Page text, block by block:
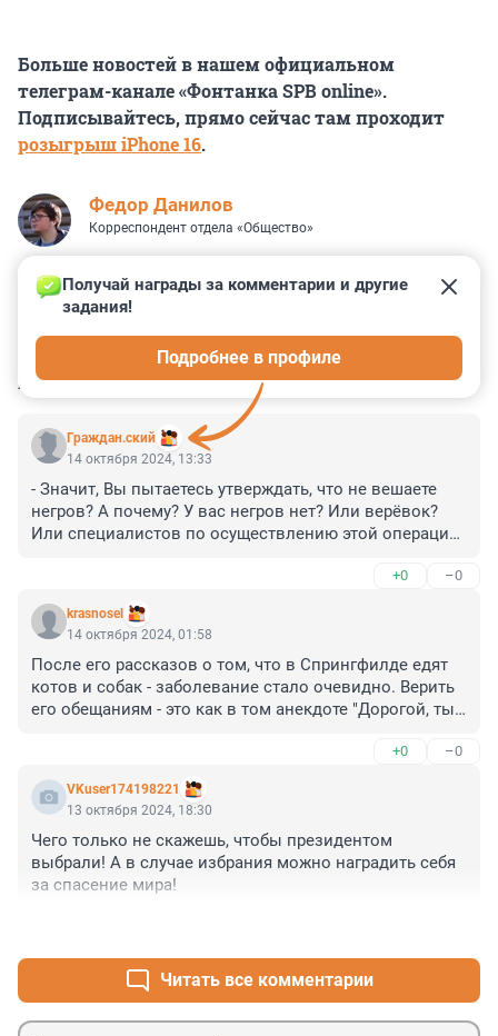
Больше новостей в нашем официальном
телеграм-канале «Фонтанка SPB online».
Подписывайтесь, прямо сейчас там проходит
розыгрыш iPhone 16.
Федор Данилов
Корреспондент отдела «Общество»
КОММЕНТАРИИ 20
Граждан.ский
Получай награды за комментарии и другие
задания!
Подробнее в профиле
14 октября 2024, 13:33
- Значит, Вы пытаетесь утверждать, что не вешаете
негров? А почему? У вас негров нет? Или верёвок?
Или специалистов по осуществлению этой операции?
+0 –0
krasnosel
14 октября 2024, 01:58
После его рассказов о том, что в Спрингфилде едят
котов и собак - заболевание стало очевидно. Верить
его обещаниям - это как в том анекдоте "Дорогой, ты
Фонтанке, конечно, спасибо за политпросвет, но надо
было добавить, что в США президент мало на что
влияет. А старичку хочется попыжиться и
понадуваться напоследок. Нарциссизм.
+0 –0
VKuser174198221
13 октября 2024, 18:30
Чего только не скажешь, чтобы президентом
выбрали! А в случае избрания можно наградить себя
за спасение мира!
Читать все комментарии